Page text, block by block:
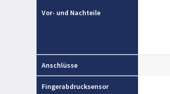
Vor- und Nachteile
Anschlüsse
Fingerabdrucksensor